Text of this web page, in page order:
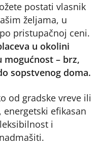
postati vlasnik
željama, u
pristupačnoj ceni.
u okolini
mogućnost – brz,
sopstvenog doma.
od gradske vreve ili
efikasan
i